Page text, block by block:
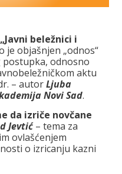
„Javni beležnici i
je objašnjen „odnos“
odnosno
aktu
– autorLjuba
Novi Sad.
da izriče novčane
Jevtić– tema za
ovlašćenjem
o izricanju kazni